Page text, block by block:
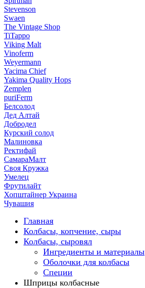
Stevenson
Swaen
The Vintage Shop
TiTappo
Viking Malt
Vinoferm
Weyermann
Yacima Chief
Yakima Quality Hops
Zemplen
puriFerm
Белсолод
Дед Алтай
Добродел
Курский солод
Малиновка
Ректифай
СамараМалт
Своя Кружка
Умелец
Фрутилайт
Хопштайнер Украина
Чувашия
Главная
Колбасы, копчение, сыры
Колбасы, сыровял
Ингредиенты и материалы
Оболочки для колбасы
Специи
Шприцы колбасные